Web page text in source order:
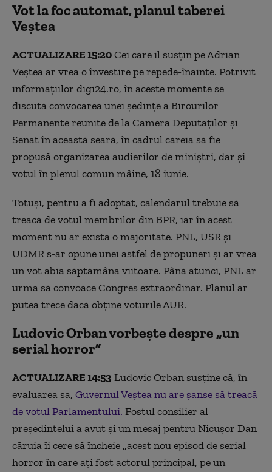
Vot la foc automat, planul taberei
Veștea
ACTUALIZARE 15:20Cei care il susțin pe Adrian
Veștea ar vrea o învestire pe repede-înainte. Potrivit
informațiilor digi24.ro, în aceste momente se
discută convocarea unei ședințe a Birourilor
Permanente reunite de la Camera Deputaților și
Senat în această seară, în cadrul căreia să fie
propusă organizarea audierilor de miniștri, dar și
votul în plenul comun mâine, 18 iunie.
Totuși, pentru a fi adoptat, calendarul trebuie să
treacă de votul membrilor din BPR, iar în acest
moment nu ar exista o majoritate. PNL, USR și
UDMR s-ar opune unei astfel de propuneri și ar vrea
un vot abia săptămâna viitoare. Până atunci, PNL ar
urma să convoace Congres extraordinar. Planul ar
putea trece dacă obține voturile AUR.
Ludovic Orban vorbește despre „un
serial horror”
ACTUALIZARE 14:53 Ludovic Orban susține că, în
evaluarea sa, Guvernul Veștea nu are șanse să treacă
de votul Parlamentului. Fostul consilier al
președintelui a avut și un mesaj pentru Nicușor Dan
căruia îi cere să încheie „acest nou episod de serial
horror în care ați fost actorul principal, pe un